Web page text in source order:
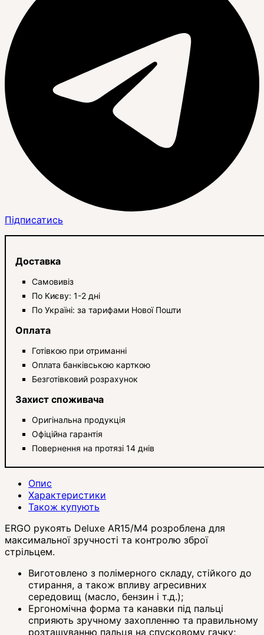
Підписатись
Доставка
Самовивіз
По Києву: 1-2 дні
По Україні: за тарифами Нової Пошти
Оплата
Готівкою при отриманні
Оплата банківською карткою
Безготівковий розрахунок
Захист споживача
Оригінальна продукція
Офіційна гарантія
Повернення на протязі 14 днів
Опис
Характеристики
Також купують
ERGO рукоять Deluxe AR15/M4 розроблена для
максимальної зручності та контролю зброї
стрільцем.
Виготовлено з полімерного складу, стійкого до
стирання, а також впливу агресивних
середовищ (масло, бензин і т.д.);
Ергономічна форма та канавки під пальці
сприяють зручному захопленню та правильному
розташуванню пальця на спусковому гачку;